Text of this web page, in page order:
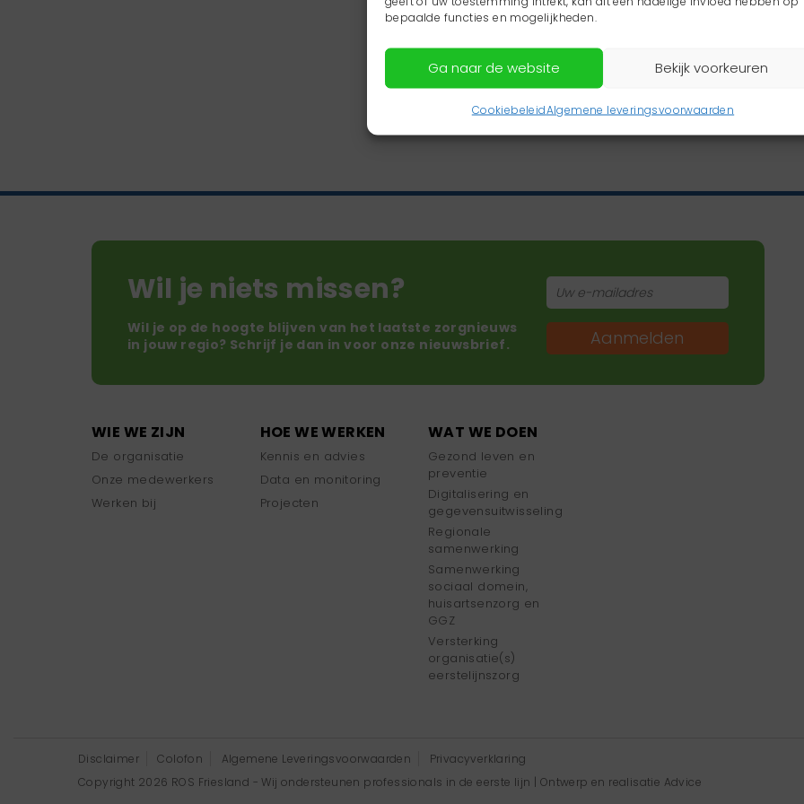
bepaalde functies en mogelijkheden.
Ga naar de website Bekijk voorkeuren
CookiebeleidAlgemene leveringsvoorwaarden
Wil je niets missen?
Wil je op de hoogte blijven van het laatste zorgnieuws
in jouw regio? Schrijf je dan in voor onze nieuwsbrief.
Aanmelden
WIE WE ZIJN
De organisatie
Onze medewerkers
Werken bij
HOE WE WERKEN
Kennis en advies
Data en monitoring
Projecten
WAT WE DOEN
Gezond leven en
preventie
Digitalisering en
gegevensuitwisseling
Regionale
samenwerking
Samenwerking
sociaal domein,
huisartsenzorg en
GGZ
Versterking
organisatie(s)
eerstelijnszorg
Disclaimer Colofon Algemene Leveringsvoorwaarden
Privacyverklaring
Copyright 2026 ROS Friesland - Wij ondersteunen professionals in de eerste lijn | Ontwerp en realisatie Advice